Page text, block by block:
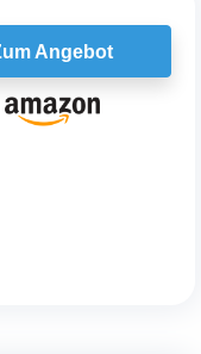
Angebot